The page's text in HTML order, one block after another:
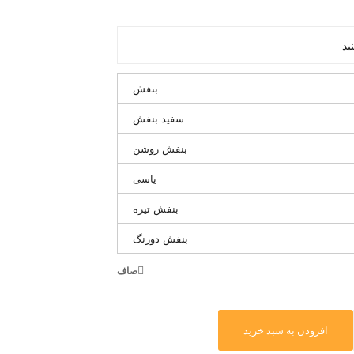
بنفش
سفید بنفش
بنفش روشن
یاسی
بنفش تیره
بنفش دورنگ
صاف
افزودن به سبد خرید